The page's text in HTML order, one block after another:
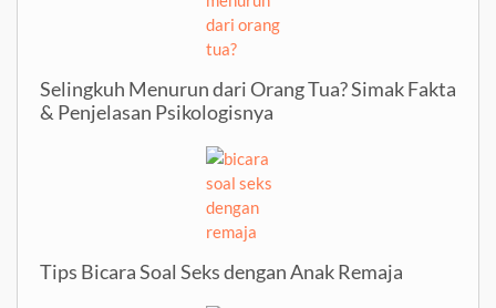
Selingkuh Menurun dari Orang Tua? Simak Fakta
& Penjelasan Psikologisnya
Tips Bicara Soal Seks dengan Anak Remaja